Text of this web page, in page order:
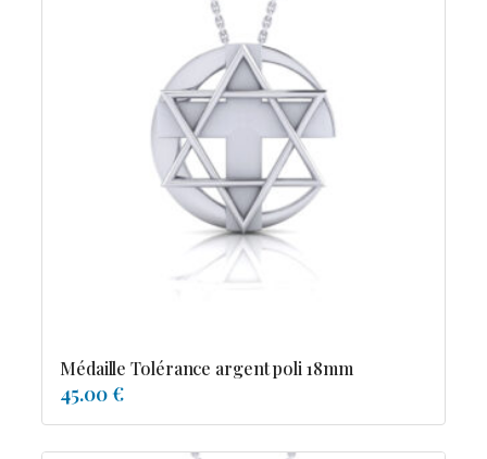
Médaille Tolérance argent poli 18mm
45.00 €